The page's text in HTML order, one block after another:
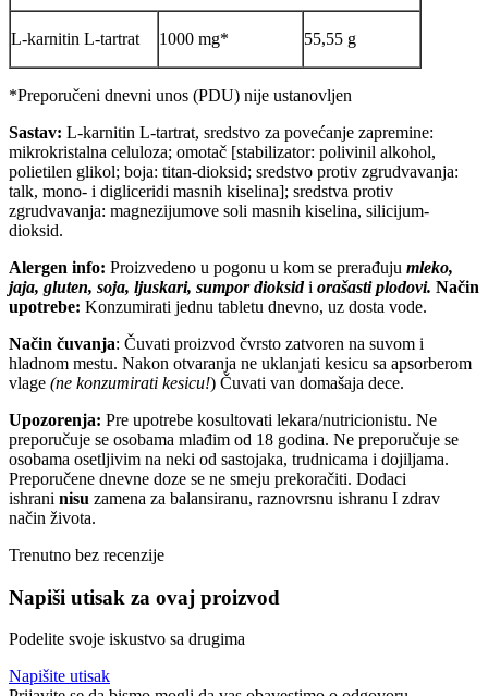
L-karnitin L-tartrat 1000 mg* 55,55 g
*Preporučeni dnevni unos (PDU) nije ustanovljen
Sastav: L-karnitin L-tartrat, sredstvo za povećanje zapremine:
mikrokristalna celuloza; omotač [stabilizator: polivinil alkohol,
polietilen glikol; boja: titan-dioksid; sredstvo protiv zgrudvavanja:
talk, mono- i digliceridi masnih kiselina]; sredstva protiv
zgrudvavanja: magnezijumove soli masnih kiselina, silicijum-
dioksid.
Alergen info: Proizvedeno u pogonu u kom se prerađuju mleko,
jaja, gluten, soja, ljuskari, sumpor dioksidi orašasti plodovi. Način
upotrebe: Konzumirati jednu tabletu dnevno, uz dosta vode.
Način čuvanja: Čuvati proizvod čvrsto zatvoren na suvom i
hladnom mestu. Nakon otvaranja ne uklanjati kesicu sa apsorberom
vlage (ne konzumirati kesicu!) Čuvati van domašaja dece.
Upozorenja: Pre upotrebe kosultovati lekara/nutricionistu. Ne
preporučuje se osobama mlađim od 18 godina. Ne preporučuje se
osobama osetljivim na neki od sastojaka, trudnicama i dojiljama.
Preporučene dnevne doze se ne smeju prekoračiti. Dodaci
ishrani nisu zamena za balansiranu, raznovrsnu ishranu I zdrav
način života.
Trenutno bez recenzije
Napiši utisak za ovaj proizvod
Podelite svoje iskustvo sa drugima
Napišite utisak